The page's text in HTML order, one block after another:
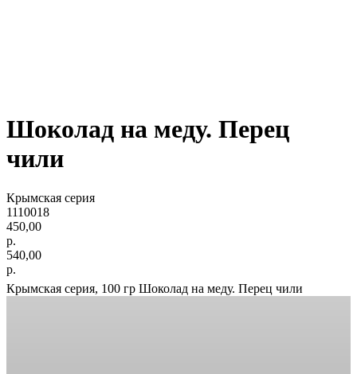
Шоколад на меду. Перец
чили
Крымская серия
1110018
450,00
р.
540,00
р.
Крымская серия, 100 гр Шоколад на меду. Перец чили